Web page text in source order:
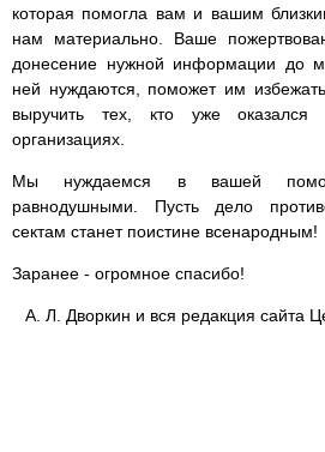
которая помогла вам и вашим
нам материально. Ваше
донесение нужной информации до
ней нуждаются, поможет им
выручить тех, кто уже оказался
организациях.
Мы нуждаемся в вашей
равнодушными. Пусть дело
сектам станет поистине всенародным!
Заранее - огромное спасибо!
А. Л. Дворкин и вся редакция сайта